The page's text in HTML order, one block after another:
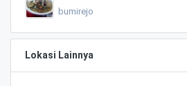
bumirejo
Lokasi Lainnya